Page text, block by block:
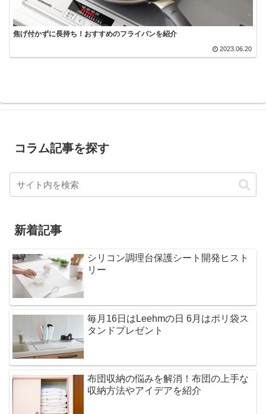
焦げ付かずに長持ち！おすすめのフライパンを紹介
2023.06.20
コラム記事を探す
新着記事
シリコン調理台保護シート開発ヒスト
リー
毎月16日はLeehmの日 6月はポリ袋ス
タンドプレゼント
布団収納の悩みを解消！布団の上手な
収納方法やアイデアを紹介